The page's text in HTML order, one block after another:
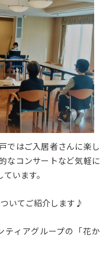
はご入居者さんに楽し
なコンサートなど気軽に
います。
いてご紹介します♪
ティアグループの「花か